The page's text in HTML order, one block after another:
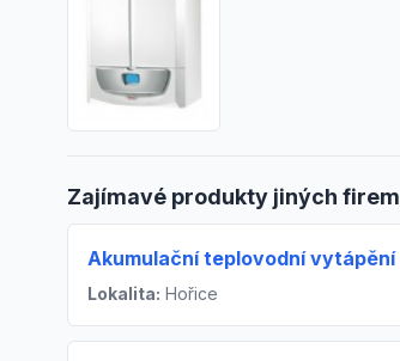
Zajímavé produkty jiných firem
Akumulační teplovodní vytápění
Lokalita: Hořice